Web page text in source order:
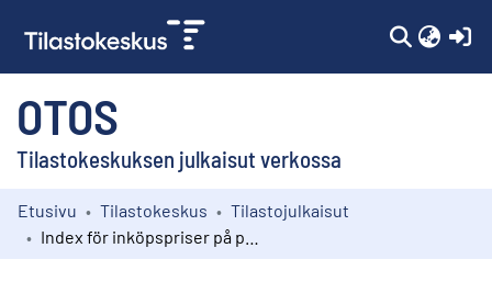
OTOS
Tilastokeskuksen julkaisut verkossa
Kokoelmat
Etusivu Tilastokeskus
Tilastojulkaisut